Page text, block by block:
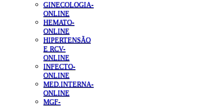
GINECOLOGIA-
ONLINE
HEMATO-
ONLINE
HIPERTENSÃO
E RCV-
ONLINE
INFECTO-
ONLINE
MED.INTERNA-
ONLINE
MGF-